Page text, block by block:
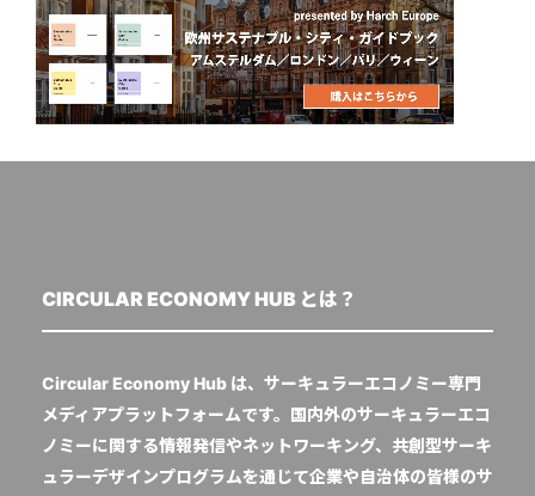
CIRCULAR ECONOMY HUB とは？
Circular Economy Hub は、サーキュラーエコノミー専門
メディアプラットフォームです。国内外のサーキュラーエコ
ノミーに関する情報発信やネットワーキング、共創型サーキ
ュラーデザインプログラムを通じて企業や自治体の皆様のサ